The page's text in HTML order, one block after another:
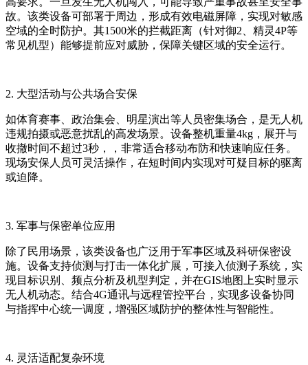
故。该类设备可部署于周边，形成有效电磁屏障，实现对敏感
空域的全时防护。其1500米的拦截距离（针对御2、精灵4P等
常见机型）能够提前应对威胁，保障关键区域的安全运行。
2. 大型活动与公共场合安保
如体育赛事、政治集会、明星演出等人员密集场合，是无人机
违规拍摄或恶意扰乱的高发场景。设备整机重量4kg，展开与
收撤时间不超过3秒，，非常适合移动布防和快速响应任务。
现场安保人员可灵活操作，在短时间内实现对可疑目标的驱离
或迫降。
3. 军事与保密单位应用
除了民用场景，该类设备也广泛用于军事区域及科研保密设
施。设备支持侦测与打击一体化扩展，可接入侦测子系统，实
现目标识别、频点分析及机型判定，并在GIS地图上实时显示
无人机动态。结合4G通讯与远程管控平台，实现多设备协同
与指挥中心统一调度，增强区域防护的整体性与智能性。
4. 灵活适配复杂环境